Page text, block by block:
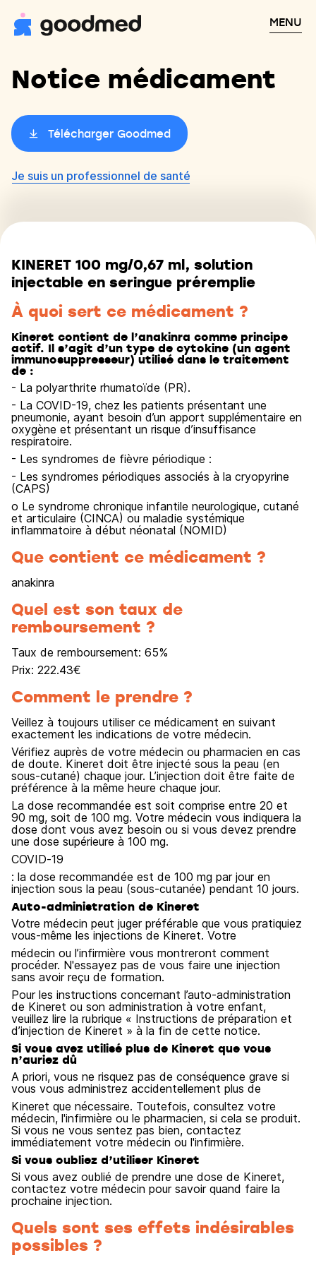
MENU
Notice médicament
Télécharger Goodmed
Je suis un professionnel de santé
KINERET 100 mg/0,67 ml, solution
injectable en seringue préremplie
À quoi sert ce médicament ?
Kineret contient de l’anakinra comme principe
actif. Il s’agit d’un type de cytokine (un agent
immunosuppresseur) utilisé dans le traitement
de :
- La polyarthrite rhumatoïde (PR).
- La COVID-19, chez les patients présentant une
pneumonie, ayant besoin d’un apport supplémentaire en
oxygène et présentant un risque d’insuffisance
respiratoire.
- Les syndromes de fièvre périodique :
- Les syndromes périodiques associés à la cryopyrine
(CAPS)
o Le syndrome chronique infantile neurologique, cutané
et articulaire (CINCA) ou maladie systémique
inflammatoire à début néonatal (NOMID)
Que contient ce médicament ?
anakinra
Quel est son taux de
remboursement ?
Taux de remboursement: 65%
Prix: 222.43€
Comment le prendre ?
Veillez à toujours utiliser ce médicament en suivant
exactement les indications de votre médecin.
Vérifiez auprès de votre médecin ou pharmacien en cas
de doute. Kineret doit être injecté sous la peau (en
sous-cutané) chaque jour. L’injection doit être faite de
préférence à la même heure chaque jour.
La dose recommandée est soit comprise entre 20 et
90 mg, soit de 100 mg. Votre médecin vous indiquera la
dose dont vous avez besoin ou si vous devez prendre
une dose supérieure à 100 mg.
COVID‑19
: la dose recommandée est de 100 mg par jour en
injection sous la peau (sous-cutanée) pendant 10 jours.
Auto-administration de Kineret
Votre médecin peut juger préférable que vous pratiquiez
vous-même les injections de Kineret. Votre
médecin ou l’infirmière vous montreront comment
procéder. N'essayez pas de vous faire une injection
sans avoir reçu de formation.
Pour les instructions concernant l’auto-administration
de Kineret ou son administration à votre enfant,
veuillez lire la rubrique « Instructions de préparation et
d’injection de Kineret » à la fin de cette notice.
Si vous avez utilisé plus de Kineret que vous
n’auriez dû
A priori, vous ne risquez pas de conséquence grave si
vous vous administrez accidentellement plus de
Kineret que nécessaire. Toutefois, consultez votre
médecin, l'infirmière ou le pharmacien, si cela se produit.
Si vous ne vous sentez pas bien, contactez
immédiatement votre médecin ou l'infirmière.
Si vous oubliez d’utiliser Kineret
Si vous avez oublié de prendre une dose de Kineret,
contactez votre médecin pour savoir quand faire la
prochaine injection.
Quels sont ses effets indésirables
possibles ?